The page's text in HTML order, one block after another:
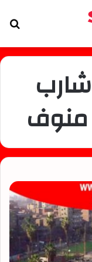
منوف